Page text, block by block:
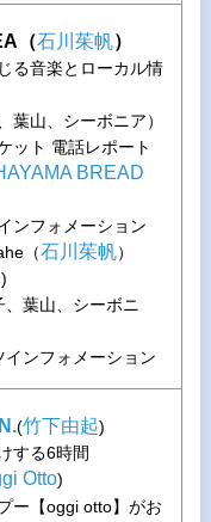
（石川茱帆）
る音楽とローカル情
葉山、シーボニア）
ット 電話レポート
BREAD
ンフォメーション
（石川茱帆）
葉山、シーボニ
ンフォメーション
(竹下由起)
する6時間
Otto)
ー【oggi otto】がお